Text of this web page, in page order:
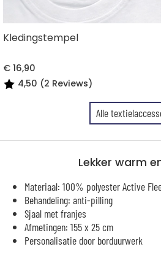
Kledingstempel
€ 16,90
4,50 (2 Reviews)
Alle
Lekker warm
Materiaal: 100% polyester Active
Behandeling: anti-pilling
Sjaal met franjes
Afmetingen: 155 x 25 cm
Personalisatie door borduurwerk